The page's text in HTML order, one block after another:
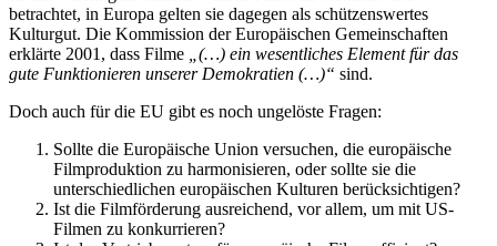
betrachtet, in Europa gelten sie dagegen als schützenswertes
Kulturgut. Die Kommission der Europäischen Gemeinschaften
erklärte 2001, dass Filme
„(…) ein wesentliches Element für das
gute Funktionieren unserer Demokratien (…)“ sind.
Doch auch für die EU gibt es noch ungelöste Fragen:
Sollte die Europäische Union versuchen, die europäische
Filmproduktion zu harmonisieren, oder sollte sie die
unterschiedlichen europäischen Kulturen berücksichtigen?
Ist die Filmförderung ausreichend, vor allem, um mit US-
Filmen zu konkurrieren?